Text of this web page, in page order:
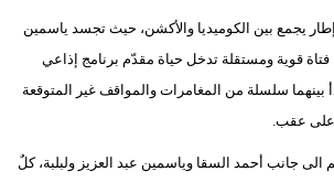
يجمع بين الكوميديا والأكشن، حيث تجسد ياسمين
فتاة قوية ومستقلة تدخل حياة مقدّم برنامج إذاعي
بينهما سلسلة من المغامرات والمواقف غير المتوقعة
على عقب.
جانب أحمد السقا وياسمين عبد العزيز ولبلبة، كلٌ